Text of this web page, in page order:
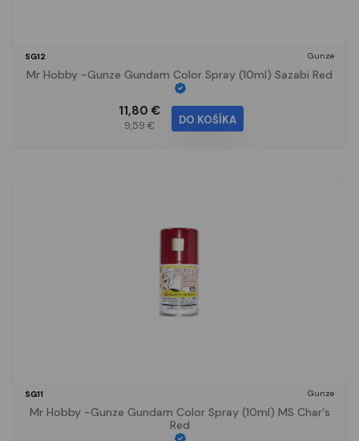
SG12 Gunze
Mr Hobby -Gunze Gundam Color Spray (10ml) Sazabi Red
11,80 €
9,59 € DO KOŠÍKA
SG11 Gunze
Mr Hobby -Gunze Gundam Color Spray (10ml) MS Char's
Red